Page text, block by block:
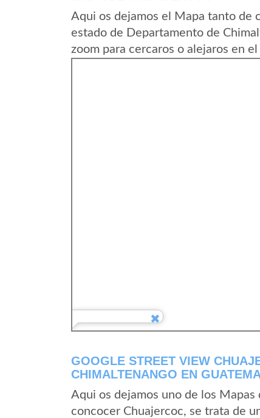
Aqui os dejamos el Mapa tanto de
estado de Departamento de
zoom para cercaros o alejaros en el
GOOGLE STREET VIEW
CHIMALTENANGO EN
Aqui os dejamos uno de los Mapas
concocer Chuajercoc, se trata de